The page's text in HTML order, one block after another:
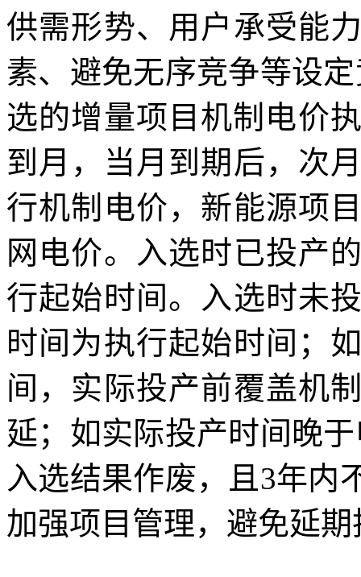
供需形势、用户承受能
素、避免无序竞争等设
选的增量项目机制电价
到月，当月到期后，次
行机制电价，新能源项
网电价。入选时已投产
行起始时间。入选时未
时间为执行起始时间；
间，实际投产前覆盖机
延；如实际投产时间晚
入选结果作废，且3年内
加强项目管理，避免延